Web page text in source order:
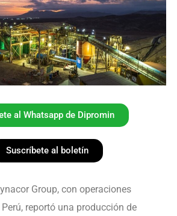
al Whatsapp de Dipromin
Suscríbete al boletín
Group, con operaciones
reportó una producción de